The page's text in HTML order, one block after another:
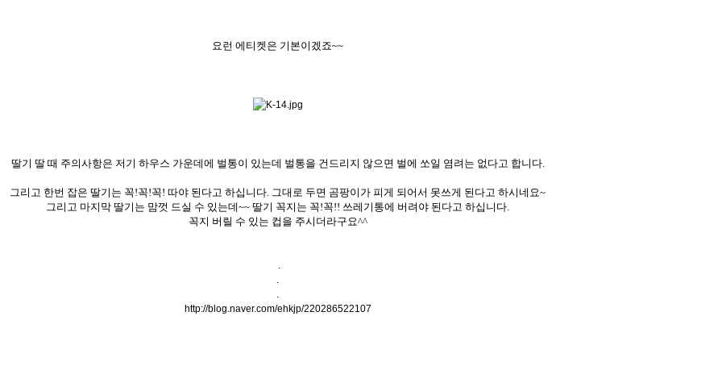
요런 에티켓은 기본이겠죠~~
딸기 딸 때 주의사항은 저기 하우스 가운데에 벌통이 있는데 벌통을 건드리지 않으면 벌에 쏘일 염려는 없다고 합니다.
그리고 한번 잡은 딸기는 꼭!꼭!꼭! 따야 된다고 하십니다. 그대로 두면 곰팡이가 피게 되어서 못쓰게 된다고 하시네요~
그리고 마지막 딸기는 맘껏 드실 수 있는데~~ 딸기 꼭지는 꼭!꼭!! 쓰레기통에 버려야 된다고 하십니다.
꼭지 버릴 수 있는 컵을 주시더라구요^^
.
.
.
http://blog.naver.com/ehkjp/220286522107